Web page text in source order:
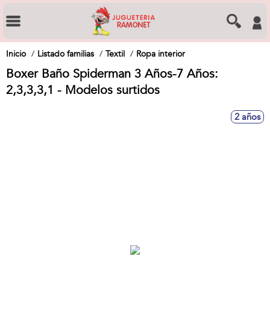
Inicio Listado familias Textil Ropa interior
Boxer Baño Spiderman 3 Años-7 Años:
2,3,3,3,1 - Modelos surtidos
2 años